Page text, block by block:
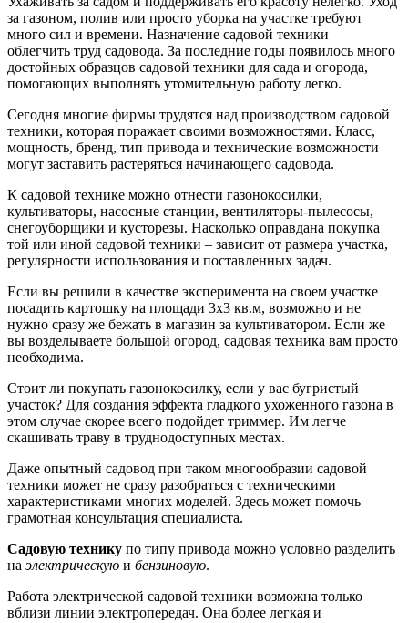
за газоном, полив или просто уборка на участке требуют
много сил и времени. Назначение садовой техники –
облегчить труд садовода. За последние годы появилось много
достойных образцов садовой техники для сада и огорода,
помогающих выполнять утомительную работу легко.
Сегодня многие фирмы трудятся над производством садовой
техники, которая поражает своими возможностями. Класс,
мощность, бренд, тип привода и технические возможности
могут заставить растеряться начинающего садовода.
К садовой технике можно отнести газонокосилки,
культиваторы, насосные станции, вентиляторы-пылесосы,
снегоуборщики и кусторезы. Насколько оправдана покупка
той или иной садовой техники – зависит от размера участка,
регулярности использования и поставленных задач.
Если вы решили в качестве эксперимента на своем участке
посадить картошку на площади 3х3 кв.м, возможно и не
нужно сразу же бежать в магазин за культиватором. Если же
вы возделываете большой огород, садовая техника вам просто
необходима.
Стоит ли покупать газонокосилку, если у вас бугристый
участок? Для создания эффекта гладкого ухоженного газона в
этом случае скорее всего подойдет триммер. Им легче
скашивать траву в труднодоступных местах.
Даже опытный садовод при таком многообразии садовой
техники может не сразу разобраться с техническими
характеристиками многих моделей. Здесь может помочь
грамотная консультация специалиста.
Садовую технику по типу привода можно условно разделить
на электрическую и бензиновую.
Работа электрической садовой техники возможна только
вблизи линии электропередач. Она более легкая и